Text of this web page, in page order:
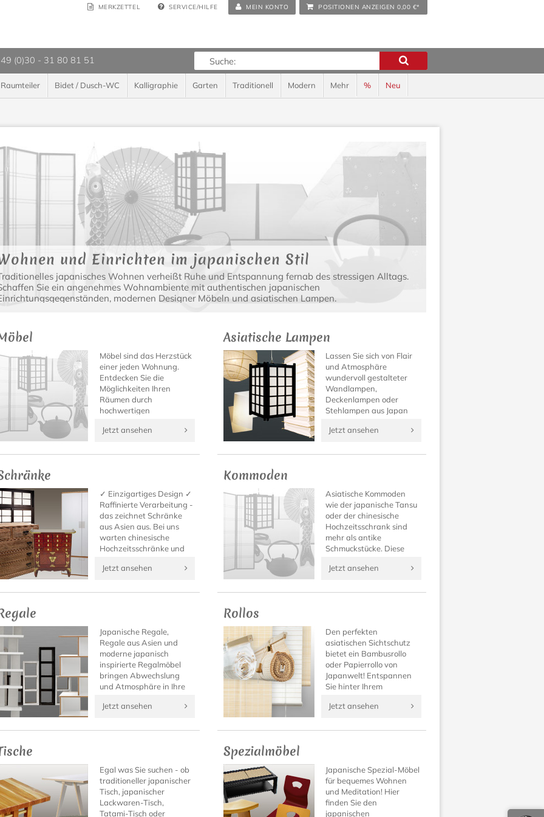
MERKZETTEL SERVICE/HILFE MEIN KONTO POSITIONEN ANZEIGEN 0,00 €*
(0)30 - 31 80 81 51
Raumteiler Bidet / Dusch-WC Kalligraphie Garten Traditionell Modern Mehr % Neu
und Einrichten im japanischen Stil
japanisches Wohnen verheißt Ruhe und Entspannung fernab des stressigen Alltags.
Sie ein angenehmes Wohnambiente mit authentischen japanischen
modernen Designer Möbeln und asiatischen Lampen.
Möbel sind das Herzstück
einer jeden Wohnung.
Entdecken Sie die
Möglichkeiten Ihren
Räumen durch
hochwertigen
inspirierte Designermöbel
und andere Asia-Möbel
Jetzt ansehen
Asiatische Lampen
Lassen Sie sich von Flair
und Atmosphäre
wundervoll gestalteter
Wandlampen,
Deckenlampen oder
Stehlampen aus Japan
Lampen und Domus
Räume in neuem Licht
Jetzt ansehen
✓ Einzigartiges Design ✓
Raffinierte Verarbeitung -
das zeichnet Schränke
aus Asien aus. Bei uns
warten chinesische
Hochzeitsschränke und
Jetzt ansehen
Kommoden
Asiatische Kommoden
wie der japanische Tansu
oder der chinesische
Hochzeitsschrank sind
mehr als antike
Schmuckstücke. Diese
auch in modernem
Akzente!
Jetzt ansehen
Japanische Regale,
Regale aus Asien und
moderne japanisch
inspirierte Regalmöbel
bringen Abwechslung
und Atmosphäre in Ihre
Sie die Möglichkeiten mit
Wohnraum zu gestalten!
Jetzt ansehen
Rollos
Den perfekten
asiatischen Sichtschutz
bietet ein Bambusrollo
oder Papierrollo von
Japanwelt! Entspannen
Sie hinter Ihrem
und genießen Sie einen
den Schutz von Asia-
Jetzt ansehen
Egal was Sie suchen - ob
traditioneller japanischer
Tisch, japanischer
Lackwaren-Tisch,
Tatami-Tisch oder
Spezialmöbel
Japanische Spezial-Möbel
für bequemes Wohnen
und Meditation! Hier
finden Sie den
japanischen